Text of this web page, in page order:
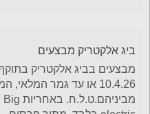
ביג אלקטריק מבצעים
מבצעים בביג אלקטריק
10.4.26 או עד גמר המלאי,
מביניהם.ט.ל.ח. באחריות Big